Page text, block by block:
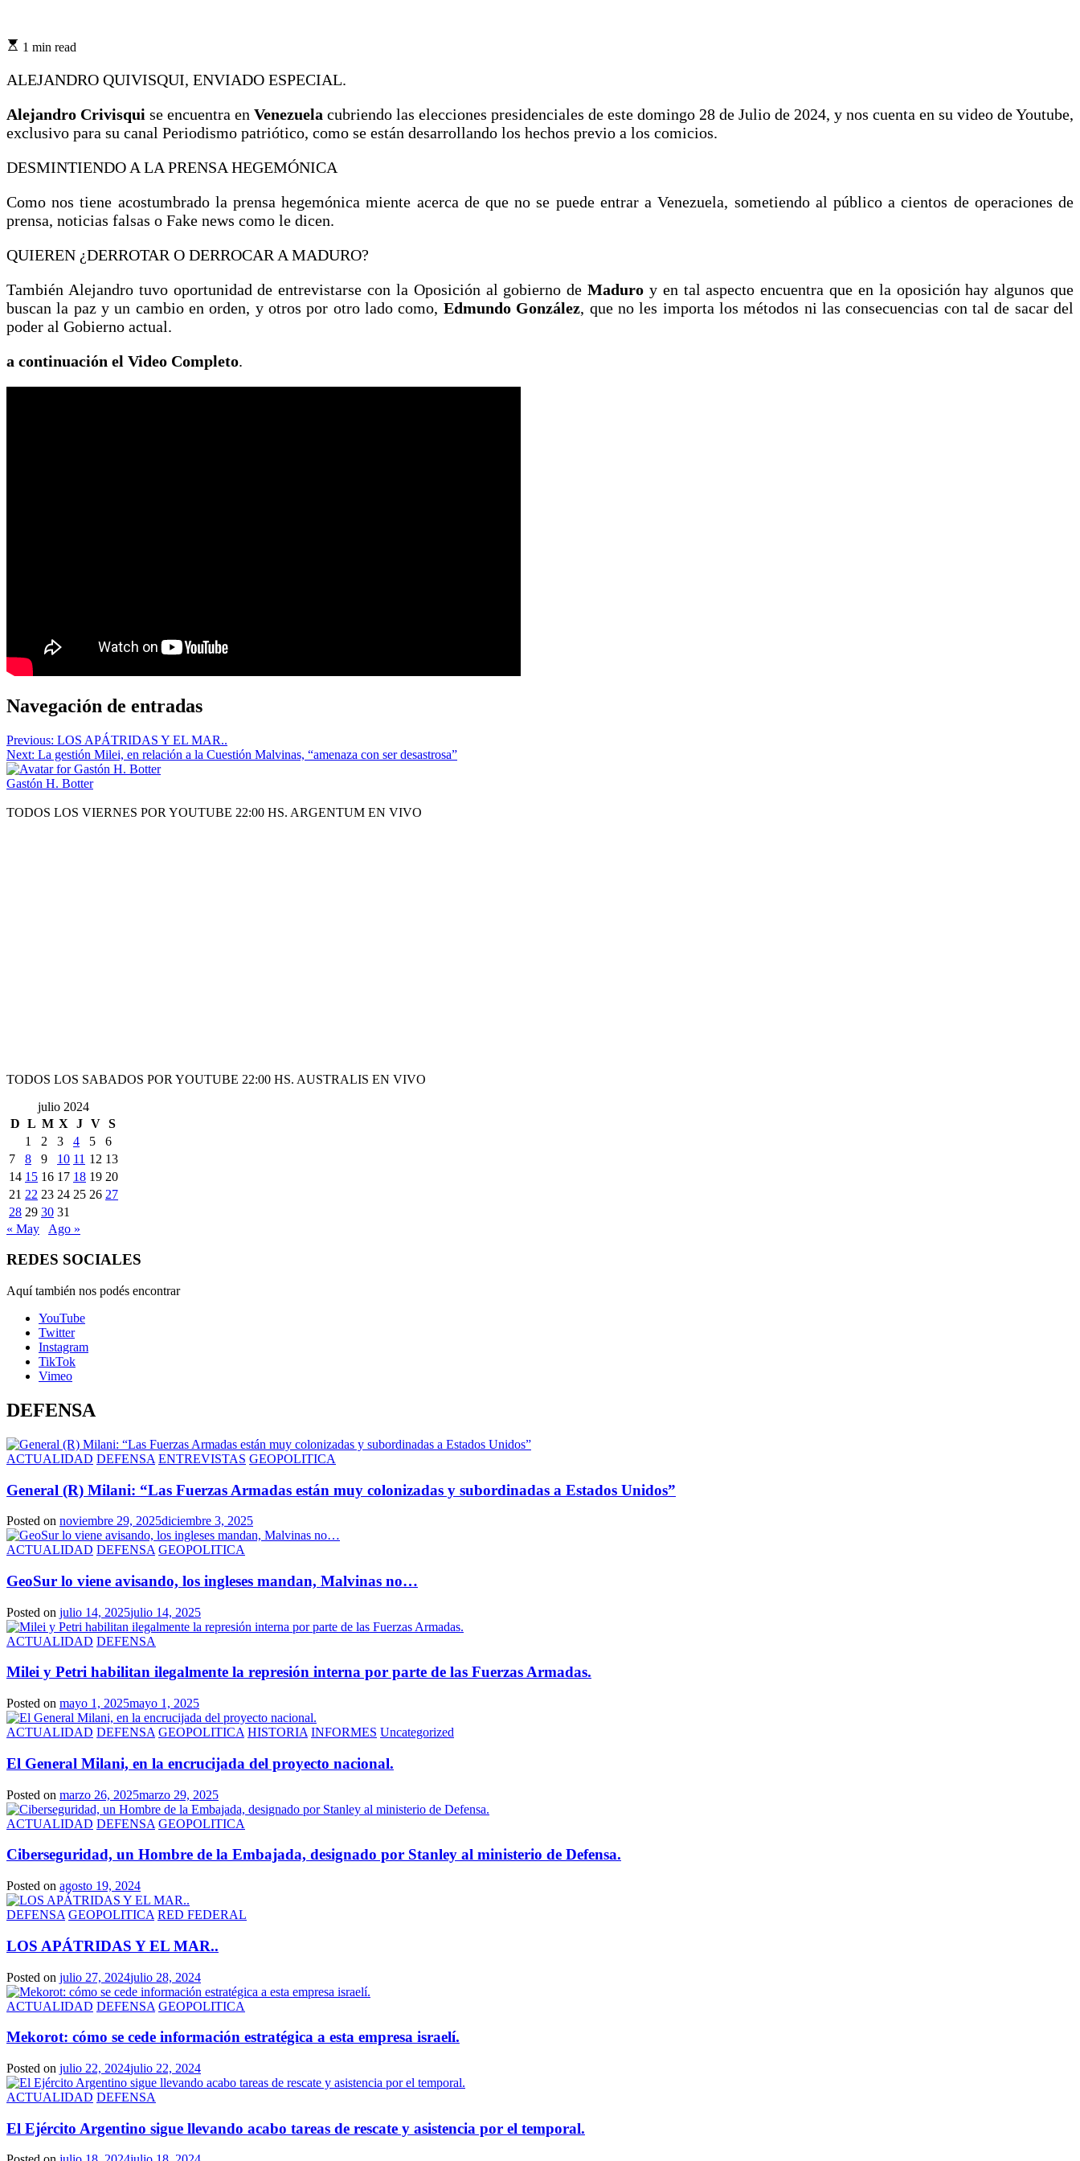
1 min read
ALEJANDRO QUIVISQUI, ENVIADO ESPECIAL.
Alejandro Crivisqui se encuentra en Venezuela cubriendo las elecciones presidenciales de este domingo 28 de Julio de 2024, y nos cuenta en su video de Youtube,
exclusivo para su canal Periodismo patriótico, como se están desarrollando los hechos previo a los comicios.
DESMINTIENDO A LA PRENSA HEGEMÓNICA
Como nos tiene acostumbrado la prensa hegemónica miente acerca de que no se puede entrar a Venezuela, sometiendo al público a cientos de operaciones de
prensa, noticias falsas o Fake news como le dicen.
QUIEREN ¿DERROTAR O DERROCAR A MADURO?
También Alejandro tuvo oportunidad de entrevistarse con la Oposición al gobierno de Maduro y en tal aspecto encuentra que en la oposición hay algunos que
buscan la paz y un cambio en orden, y otros por otro lado como, Edmundo González, que no les importa los métodos ni las consecuencias con tal de sacar del
poder al Gobierno actual.
a continuación el Video Completo.
Navegación de entradas
Previous: LOS APÁTRIDAS Y EL MAR..
Next: La gestión Milei, en relación a la Cuestión Malvinas, “amenaza con ser desastrosa”
Gastón H. Botter
TODOS LOS VIERNES POR YOUTUBE 22:00 HS. ARGENTUM EN VIVO
TODOS LOS SABADOS POR YOUTUBE 22:00 HS. AUSTRALIS EN VIVO
julio 2024
D L M X J V S
1
2 3 4 5
6
7
8 9 10 11 12 13
14 15 16 17 18 19 20
21 22 23 24 25 26 27
28 29 30 31
« May
Ago »
REDES SOCIALES
Aquí también nos podés encontrar
YouTube
Twitter
Instagram
TikTok
Vimeo
DEFENSA
ACTUALIDAD DEFENSA ENTREVISTAS GEOPOLITICA
General (R) Milani: “Las Fuerzas Armadas están muy colonizadas y subordinadas a Estados Unidos”
Posted on noviembre 29, 2025diciembre 3, 2025
ACTUALIDAD DEFENSA GEOPOLITICA
GeoSur lo viene avisando, los ingleses mandan, Malvinas no…
Posted on julio 14, 2025julio 14, 2025
ACTUALIDAD DEFENSA
Milei y Petri habilitan ilegalmente la represión interna por parte de las Fuerzas Armadas.
Posted on mayo 1, 2025mayo 1, 2025
ACTUALIDAD DEFENSA GEOPOLITICA HISTORIA INFORMES Uncategorized
El General Milani, en la encrucijada del proyecto nacional.
Posted on marzo 26, 2025marzo 29, 2025
ACTUALIDAD DEFENSA GEOPOLITICA
Ciberseguridad, un Hombre de la Embajada, designado por Stanley al ministerio de Defensa.
Posted on agosto 19, 2024
DEFENSA GEOPOLITICA RED FEDERAL
LOS APÁTRIDAS Y EL MAR..
Posted on julio 27, 2024julio 28, 2024
ACTUALIDAD DEFENSA GEOPOLITICA
Mekorot: cómo se cede información estratégica a esta empresa israelí.
Posted on julio 22, 2024julio 22, 2024
ACTUALIDAD DEFENSA
El Ejército Argentino sigue llevando acabo tareas de rescate y asistencia por el temporal.